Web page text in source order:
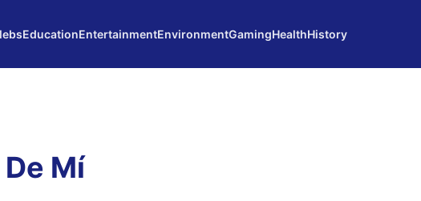
EducationEntertainmentEnvironmentGamingHealthHistory
Mí